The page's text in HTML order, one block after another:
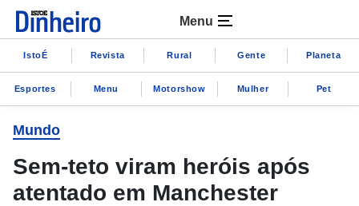
Menu
IstoÉ Revista Rural Gente Planeta
Esportes Menu Motorshow Mulher Pet
Mundo
Sem-teto viram heróis após
atentado em Manchester